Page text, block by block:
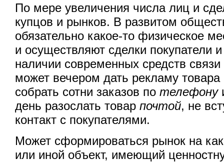
По мере увеличения числа лиц и
купцов и рынков. В развитом
обязательно какое-то физическое
и осуществляют сделки покупатели
наличии современных средств связи
может вечером дать рекламу
собрать сотни заказов потелефону
день разослать товарпочтой, не
контакт с покупателями.
Может сформироваться рынок на
или иной объект, имеющий